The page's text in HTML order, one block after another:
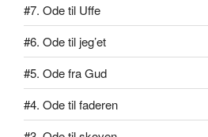
#7. Ode til Uffe
#6. Ode til jeg’et
#5. Ode fra Gud
#4. Ode til faderen